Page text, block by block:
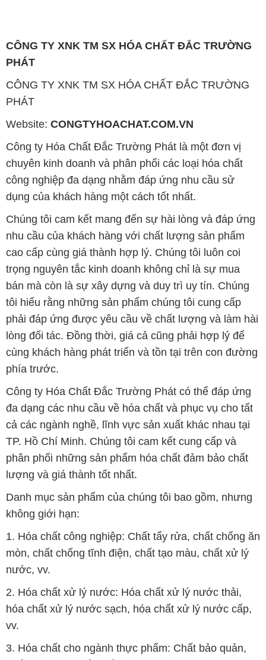
CÔNG TY XNK TM SX HÓA CHẤT ĐẮC TRƯỜNG
PHÁT
CÔNG TY XNK TM SX HÓA CHẤT ĐẮC TRƯỜNG
PHÁT
Website: CONGTYHOACHAT.COM.VN
Công ty Hóa Chất Đắc Trường Phát là một đơn vị
chuyên kinh doanh và phân phối các loại hóa chất
công nghiệp đa dạng nhằm đáp ứng nhu cầu sử
dụng của khách hàng một cách tốt nhất.
Chúng tôi cam kết mang đến sự hài lòng và đáp ứng
nhu cầu của khách hàng với chất lượng sản phẩm
cao cấp cùng giá thành hợp lý. Chúng tôi luôn coi
trọng nguyên tắc kinh doanh không chỉ là sự mua
bán mà còn là sự xây dựng và duy trì uy tín. Chúng
tôi hiểu rằng những sản phẩm chúng tôi cung cấp
phải đáp ứng được yêu cầu về chất lượng và làm hài
lòng đối tác. Đồng thời, giá cả cũng phải hợp lý để
cùng khách hàng phát triển và tồn tại trên con đường
phía trước.
Công ty Hóa Chất Đắc Trường Phát có thể đáp ứng
đa dạng các nhu cầu về hóa chất và phục vụ cho tất
cả các ngành nghề, lĩnh vực sản xuất khác nhau tại
TP. Hồ Chí Minh. Chúng tôi cam kết cung cấp và
phân phối những sản phẩm hóa chất đảm bảo chất
lượng và giá thành tốt nhất.
Danh mục sản phẩm của chúng tôi bao gồm, nhưng
không giới hạn:
1. Hóa chất công nghiệp: Chất tẩy rửa, chất chống ăn
mòn, chất chống tĩnh điện, chất tạo màu, chất xử lý
nước, vv.
2. Hóa chất xử lý nước: Hóa chất xử lý nước thải,
hóa chất xử lý nước sạch, hóa chất xử lý nước cấp,
vv.
3. Hóa chất cho ngành thực phẩm: Chất bảo quản,